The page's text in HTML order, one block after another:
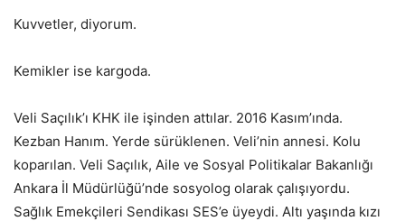
Kuvvetler, diyorum.
Kemikler ise kargoda.
Veli Saçılık’ı KHK ile işinden attılar. 2016 Kasım’ında.
Kezban Hanım. Yerde sürüklenen. Veli’nin annesi. Kolu
koparılan. Veli Saçılık, Aile ve Sosyal Politikalar Bakanlığı
Ankara İl Müdürlüğü’nde sosyolog olarak çalışıyordu.
Sağlık Emekçileri Sendikası SES’e üyeydi. Altı yaşında kızı